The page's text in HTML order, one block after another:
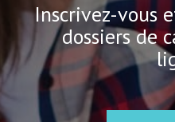
Inscrivez-vous
dossiers de